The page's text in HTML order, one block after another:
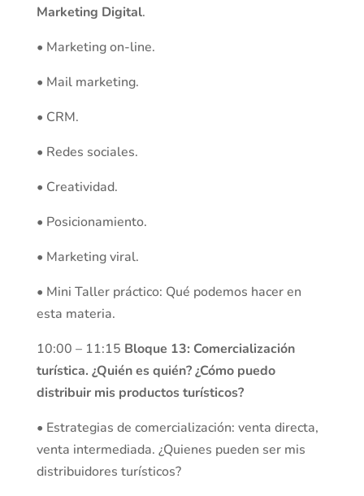
Marketing Digital.
• Marketing on-line.
• Mail marketing.
• CRM.
• Redes sociales.
• Creatividad.
• Posicionamiento.
• Marketing viral.
• Mini Taller práctico: Qué podemos hacer en
esta materia.
10:00 – 11:15 Bloque 13: Comercialización
turística. ¿Quién es quién? ¿Cómo puedo
distribuir mis productos turísticos?
• Estrategias de comercialización: venta directa,
venta intermediada. ¿Quienes pueden ser mis
distribuidores turísticos?